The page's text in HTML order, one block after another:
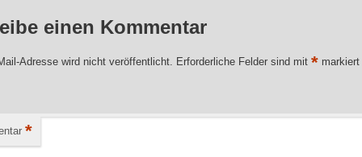
einen Kommentar
Adresse wird nicht veröffentlicht. Erforderliche Felder sind mit* markiert
*